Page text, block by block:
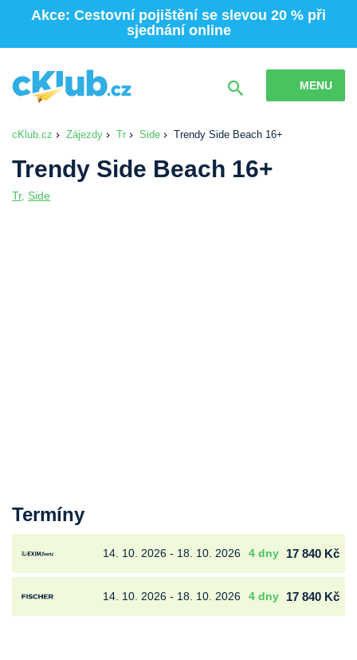
Akce: Cestovní pojištění se slevou 20 % při
sjednání online
MENU
cKlub.cz Zájezdy Tr Side Trendy Side Beach 16+
Trendy Side Beach 16+
Tr, Side
Termíny
14. 10. 2026 - 18. 10. 2026 4 dny 17 840 Kč
14. 10. 2026 - 18. 10. 2026 4 dny 17 840 Kč